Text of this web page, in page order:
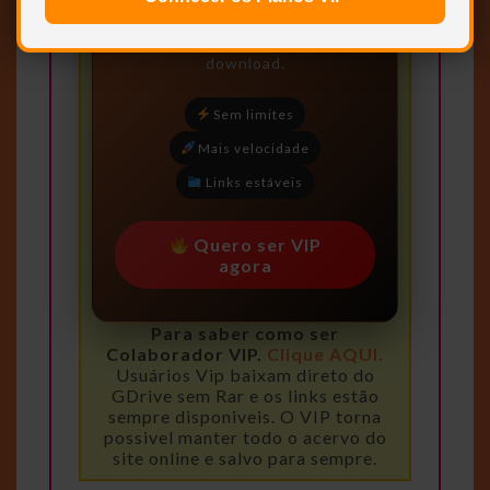
download.
Sem limites
Mais velocidade
Links estáveis
Quero ser VIP
agora
Para saber como ser
Colaborador VIP. Clique AQUI.
Usuários Vip baixam direto do
GDrive sem Rar e os links estão
sempre disponiveis. O VIP torna
possivel manter todo o acervo do
site online e salvo para sempre.